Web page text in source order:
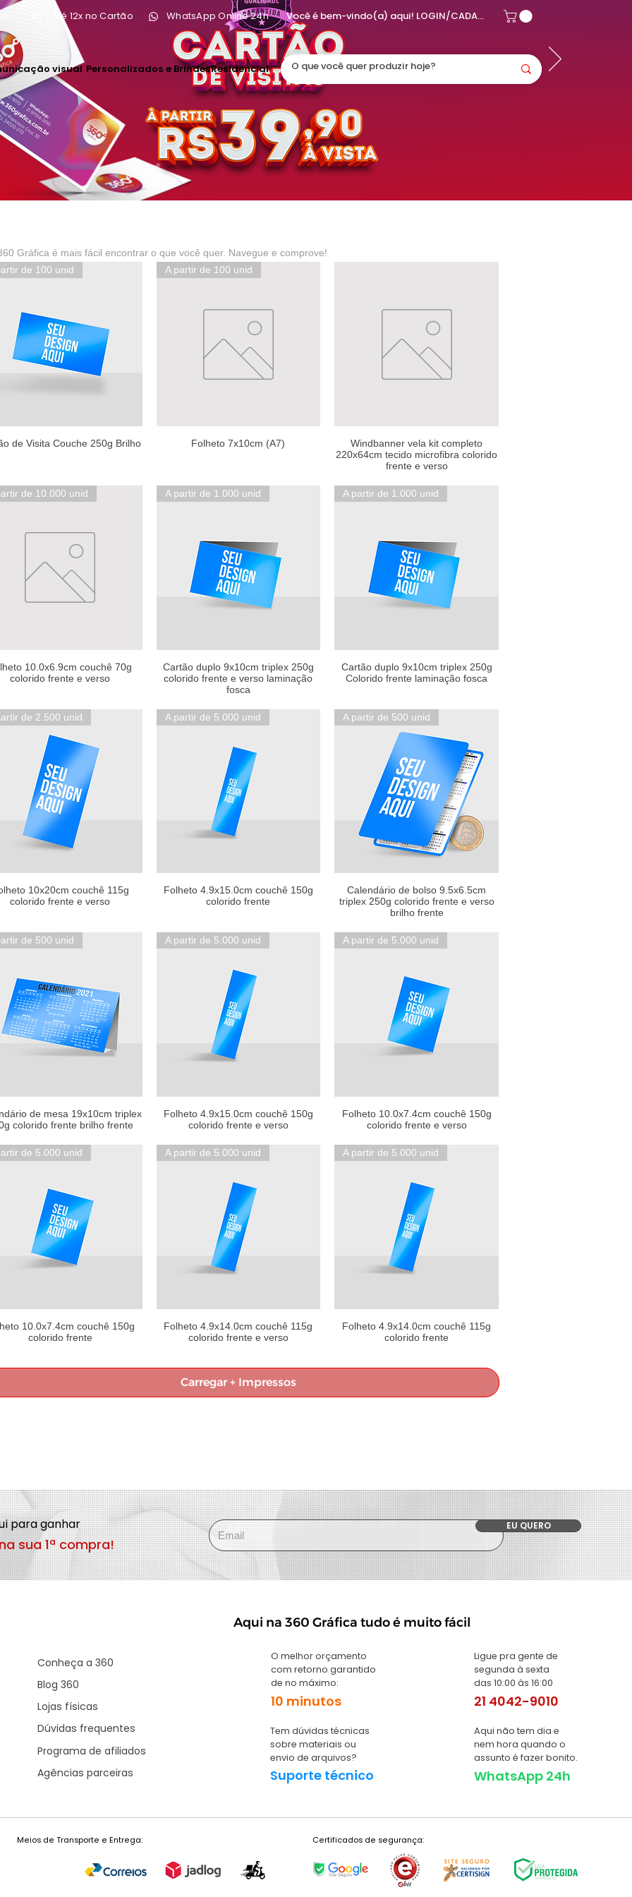
Até 12x no Cartão WhatsApp Online 24h Você é bem-vindo(a) aqui! LOGIN/CADASTRO
de 100 unid
de Visita Couche 250g Brilho
A partir de 100 unid
Folheto 7x10cm (A7)
Windbanner vela kit completo
220x64cm tecido microfibra colorido
frente e verso
de 10.000 unid
10.0x6.9cm couchê 70g
colorido frente e verso
A partir de 1.000 unid
Cartão duplo 9x10cm triplex 250g
colorido frente e verso laminação
fosca
A partir de 1.000 unid
Cartão duplo 9x10cm triplex 250g
Colorido frente laminação fosca
de 2.500 unid
10x20cm couchê 115g
colorido frente e verso
A partir de 5.000 unid
Folheto 4.9x15.0cm couchê 150g
colorido frente
A partir de 500 unid
Calendário de bolso 9.5x6.5cm
triplex 250g colorido frente e verso
brilho frente
de 500 unid
de mesa 19x10cm triplex
colorido frente brilho frente
A partir de 5.000 unid
Folheto 4.9x15.0cm couchê 150g
colorido frente e verso
A partir de 5.000 unid
Folheto 10.0x7.4cm couchê 150g
colorido frente e verso
de 5.000 unid
10.0x7.4cm couchê 150g
colorido frente
A partir de 5.000 unid
Folheto 4.9x14.0cm couchê 115g
colorido frente e verso
A partir de 5.000 unid
Folheto 4.9x14.0cm couchê 115g
colorido frente
Carregar + Impressos
Gráfica é mais fácil encontrar o que você quer. Navegue e comprove!
visual Personalizados e BrindesResidencial
para ganhar
sua 1ª compra!
EU QUERO
Conheça a 360
Blog 360
Lojas físicas
Dúvidas frequentes
Programa de afiliados
Agências parceiras
Aqui na 360 Gráfica tudo é muito fácil
O melhor orçamento
com retorno garantido
de no máximo:
10 minutos
Tem dúvidas técnicas
sobre materiais ou
envio de arquivos?
Suporte técnico
Ligue pra gente de
segunda à sexta
das 10:00 às 16:00
21 4042-9010
Aqui não tem dia e
nem hora quando o
assunto é fazer bonito.
WhatsApp 24h
Meios de Transporte e Entrega: Certificados de segurança: